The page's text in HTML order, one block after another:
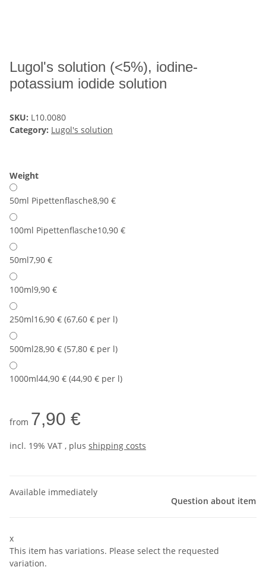
Lugol's solution (<5%), iodine-
potassium iodide solution
SKU: L10.0080
Category: Lugol's solution
Weight
50ml Pipettenflasche8,90 €
100ml Pipettenflasche10,90 €
50ml7,90 €
100ml9,90 €
250ml16,90 € (67,60 € per l)
500ml28,90 € (57,80 € per l)
1000ml44,90 € (44,90 € per l)
from 7,90 €
incl. 19% VAT , plus shipping costs
Available immediately
Question about item
x
This item has variations. Please select the requested
variation.